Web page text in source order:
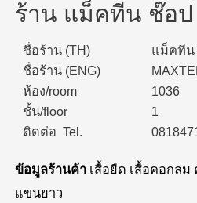
ร้าน แม็คทีน ช๊อป
ชื่อร้าน (TH)
ชื่อร้าน (ENG)
ห้อง/room
ชั้น/floor
ดิดต่อ Tel.
แม็คทีน
1036
1
ข้อมูลร้านค้าเสื้อยืด เสื้อคอกลม
แขนยาว